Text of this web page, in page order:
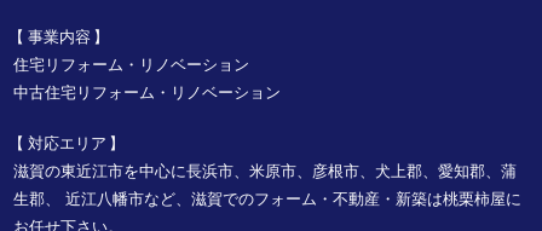
事業内容
住宅リフォーム・リノベーション
中古住宅リフォーム・リノベーション
対応エリア
滋賀の東近江市を中心に長浜市、米原市、彦根市、犬上郡、愛知郡、蒲
生郡、
近江八幡市など、滋賀でのフォーム・不動産・新築は桃栗柿屋に
お任せ下さい。